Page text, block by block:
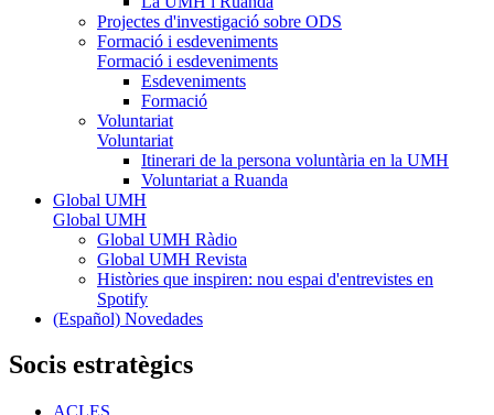
Projectes d'investigació sobre ODS
Formació i esdeveniments
Formació i esdeveniments
Esdeveniments
Formació
Voluntariat
Voluntariat
Itinerari de la persona voluntària en la UMH
Voluntariat a Ruanda
Global UMH
Global UMH
Global UMH Ràdio
Global UMH Revista
Històries que inspiren: nou espai d'entrevistes en
Spotify
(Español) Novedades
Socis estratègics